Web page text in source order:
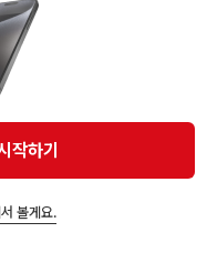
매하기
니다. 전자상거래 등에서의
따라 상품, 상품정보, 거래에 관한 책임은
거래에 대하여 책임을 지지 않습니다.
장터㈜에게 귀속합니다.
드
작하기
볼게요.